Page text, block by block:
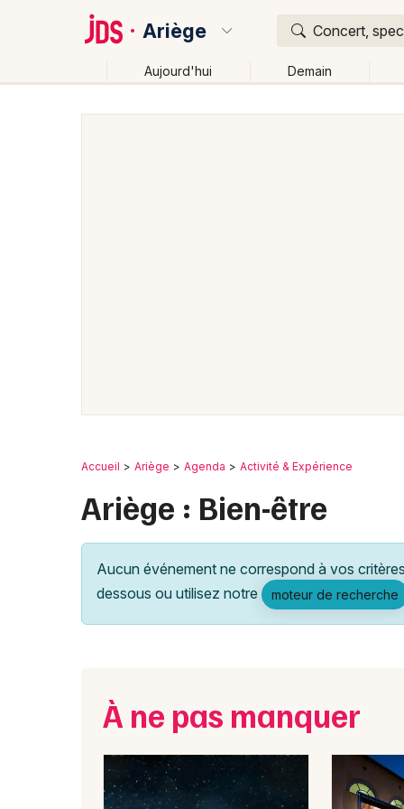
Ariège Concert,
Aujourd'hui Demain
Accueil Ariège Agenda Activité & Expérience
Ariège : Bien-être
Aucun événement ne correspond à vos
dessous ou utilisez notre
moteur de recherche
À ne pas manquer